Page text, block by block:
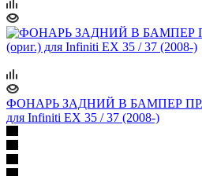
ФОНАРЬ ЗАДНИЙ В БАМПЕР
для Infiniti EX 35 / 37 (2008-)